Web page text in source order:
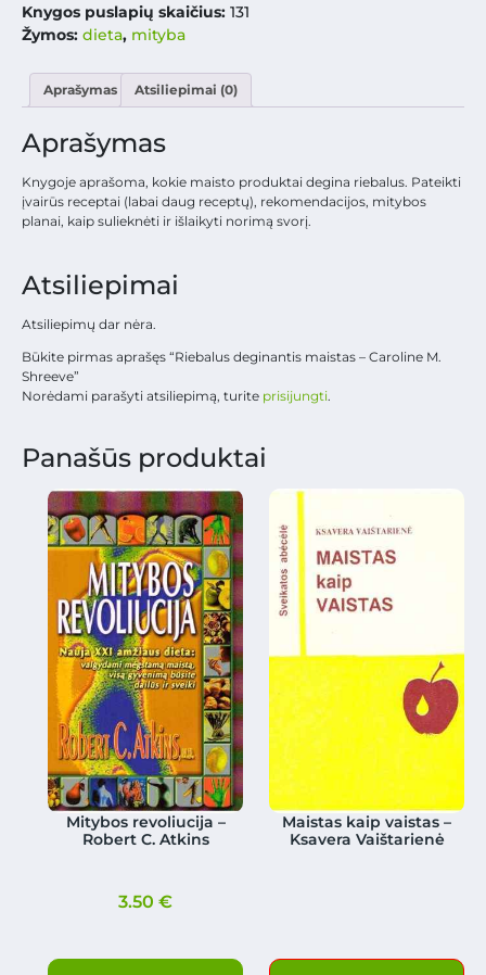
Knygos puslapių skaičius: 131
Žymos: dieta, mityba
Aprašymas Atsiliepimai (0)
Aprašymas
Knygoje aprašoma, kokie maisto produktai degina riebalus. Pateikti
įvairūs receptai (labai daug receptų), rekomendacijos, mitybos
planai, kaip sulieknėti ir išlaikyti norimą svorį.
Atsiliepimai
Atsiliepimų dar nėra.
Būkite pirmas aprašęs “Riebalus deginantis maistas – Caroline M.
Shreeve”
Norėdami parašyti atsiliepimą, turite prisijungti.
Panašūs produktai
Mitybos revoliucija –
Robert C. Atkins
3.50€
Maistas kaip vaistas –
Ksavera Vaištarienė